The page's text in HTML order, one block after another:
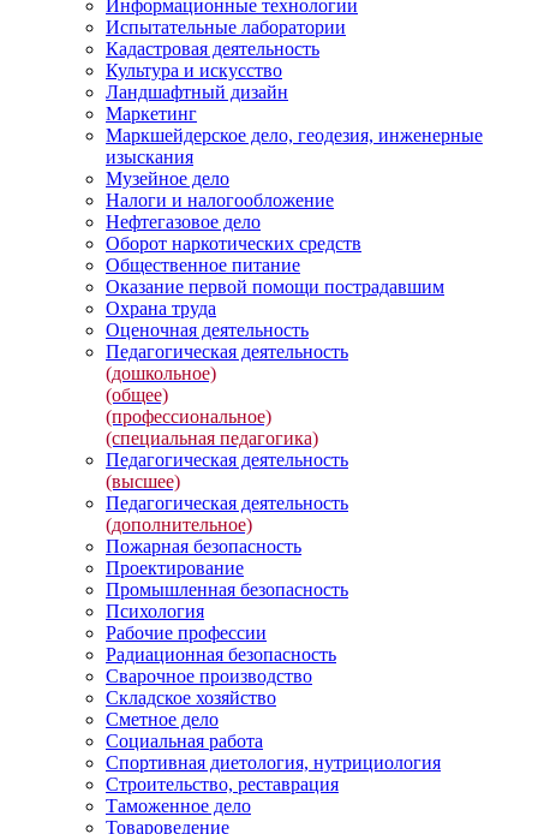
Информационные технологии
Испытательные лаборатории
Кадастровая деятельность
Культура и искусство
Ландшафтный дизайн
Маркетинг
Маркшейдерское дело, геодезия, инженерные
изыскания
Музейное дело
Налоги и налогообложение
Нефтегазовое дело
Оборот наркотических средств
Общественное питание
Оказание первой помощи пострадавшим
Охрана труда
Оценочная деятельность
Педагогическая деятельность
(дошкольное)
(общее)
(профессиональное)
(специальная педагогика)
Педагогическая деятельность
(высшее)
Педагогическая деятельность
(дополнительное)
Пожарная безопасность
Проектирование
Промышленная безопасность
Психология
Рабочие профессии
Радиационная безопасность
Сварочное производство
Складское хозяйство
Сметное дело
Социальная работа
Спортивная диетология, нутрициология
Строительство, реставрация
Таможенное дело
Товароведение